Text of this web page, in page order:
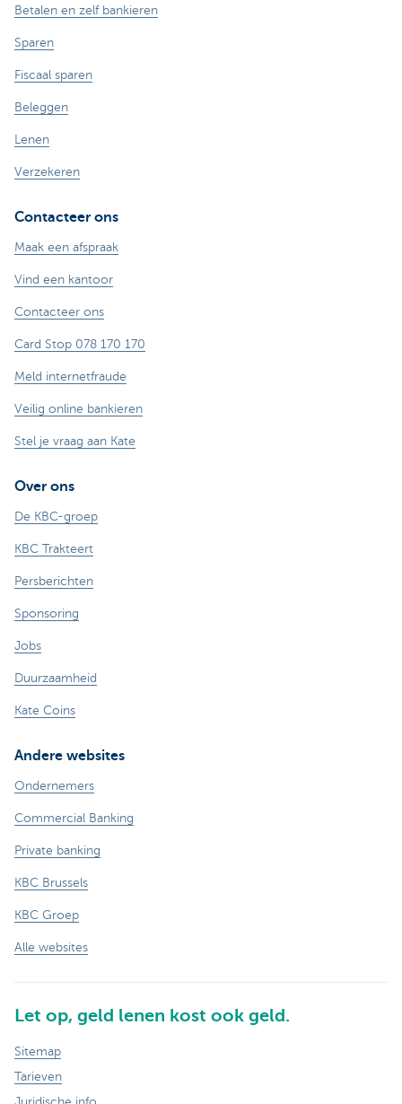
Betalen en zelf bankieren
Sparen
Fiscaal sparen
Beleggen
Lenen
Verzekeren
Contacteer ons
Maak een afspraak
Vind een kantoor
Contacteer ons
Card Stop 078 170 170
Meld internetfraude
Veilig online bankieren
Stel je vraag aan Kate
Over ons
De KBC-groep
KBC Trakteert
Persberichten
Sponsoring
Jobs
Duurzaamheid
Kate Coins
Andere websites
Ondernemers
Commercial Banking
Private banking
KBC Brussels
KBC Groep
Alle websites
Let op, geld lenen kost ook geld.
Sitemap
Tarieven